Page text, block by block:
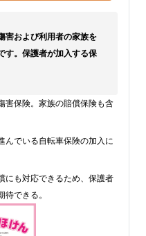
害および利用者の家族を
す。保護者が加入する保
害保険。家族の賠償保険も含
んでいる自転車保険の加入に
にも対応できるため、保護者
できる。